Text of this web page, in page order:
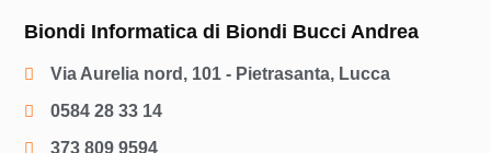
Biondi Informatica di Biondi Bucci Andrea
Via Aurelia nord, 101 - Pietrasanta, Lucca
0584 28 33 14
373 809 9594